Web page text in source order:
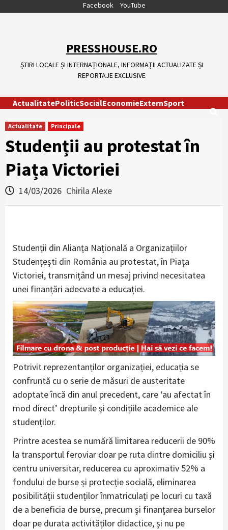
Facebook YouTube
PRESSHOUSE.RO
ȘTIRI LOCALE ȘI INTERNAȚIONALE, INFORMAȚII ACTUALIZATE ȘI
REPORTAJE EXCLUSIVE
ActualitatePoliticSocialEconomieExternSport
Actualitate Principale
Studenții au protestat în
Piața Victoriei
14/03/2026 Chirila Alexe
Studenții din Alianța Națională a Organizațiilor
Studențești din România au protestat, în Piața
Victoriei, transmițând un mesaj privind necesitatea
unei finanțări adecvate a educației.
Potrivit reprezentanților organizației, educația se
confruntă cu o serie de măsuri de austeritate
adoptate încă din anul precedent, care ‘au afectat în
mod direct’ drepturile și condițiile academice ale
studenților.
Printre acestea se numără limitarea reducerii de 90%
la transportul feroviar doar pe ruta dintre domiciliu și
centru universitar, reducerea cu aproximativ 52% a
fondului de burse și protecție socială, eliminarea
posibilității studenților înmatriculați pe locuri cu taxă
de a beneficia de burse, precum și finanțarea burselor
doar pe durata activităților didactice, și nu pe